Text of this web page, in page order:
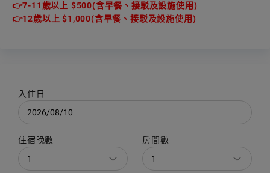
👉7-11歲以上 $500(含早餐、接駁及設施使用)
👉12歲以上 $1,000(含早餐、接駁及設施使用)
入住日
住宿晚數 房間數